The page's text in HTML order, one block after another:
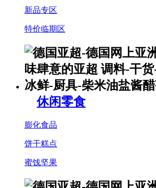
新品专区
特价临期区
休闲零食
膨化食品
饼干糕点
蜜饯坚果